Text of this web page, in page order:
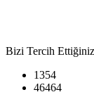
Bizi Tercih
1354
46464